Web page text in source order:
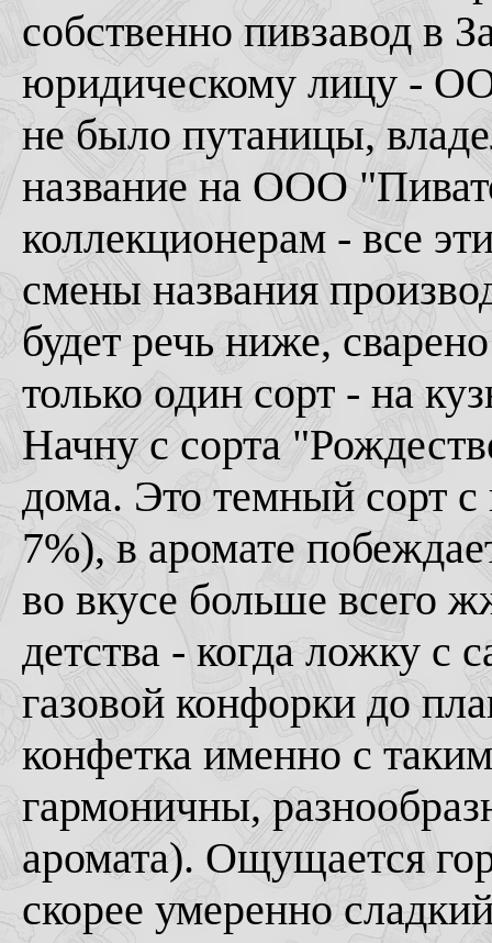
собственно пивзавод в
юридическому лицу -
не было путаницы,
название на ООО
коллекционерам - все
смены названия
будет речь ниже,
только один сорт - на
Начну с сорта
дома. Это темный сорт
7%), в аромате
во вкусе больше всего
детства - когда ложку с
газовой конфорки до
конфетка именно с
гармоничны,
аромата). Ощущается
скорее умеренно